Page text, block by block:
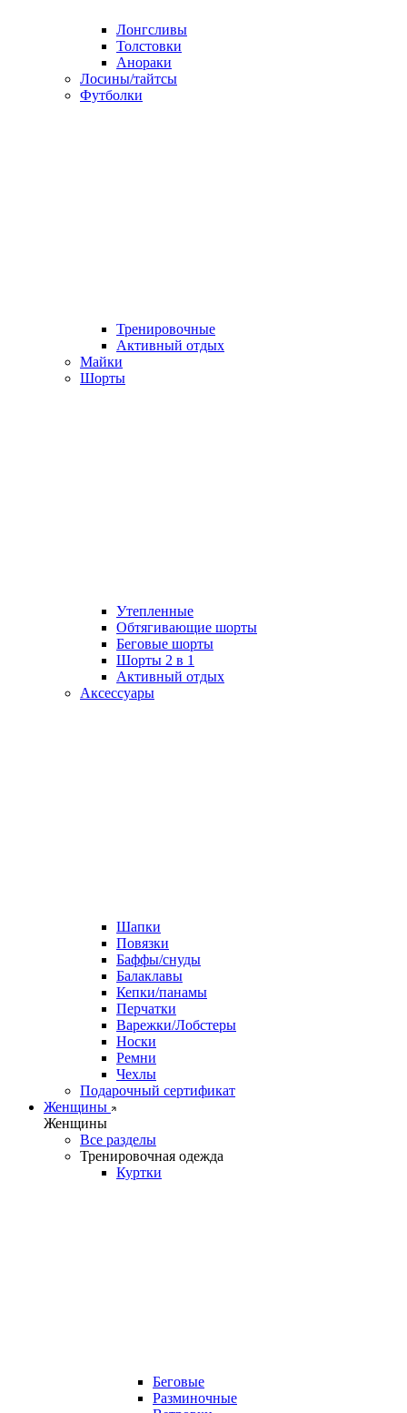
Лонгсливы
Толстовки
Анораки
Лосины/тайтсы
Футболки
Тренировочные
Активный отдых
Майки
Шорты
Утепленные
Обтягивающие шорты
Беговые шорты
Шорты 2 в 1
Активный отдых
Аксессуары
Шапки
Повязки
Баффы/снуды
Балаклавы
Кепки/панамы
Перчатки
Варежки/Лобстеры
Носки
Ремни
Чехлы
Подарочный сертификат
Женщины
Женщины
Все разделы
Тренировочная одежда
Куртки
Беговые
Разминочные